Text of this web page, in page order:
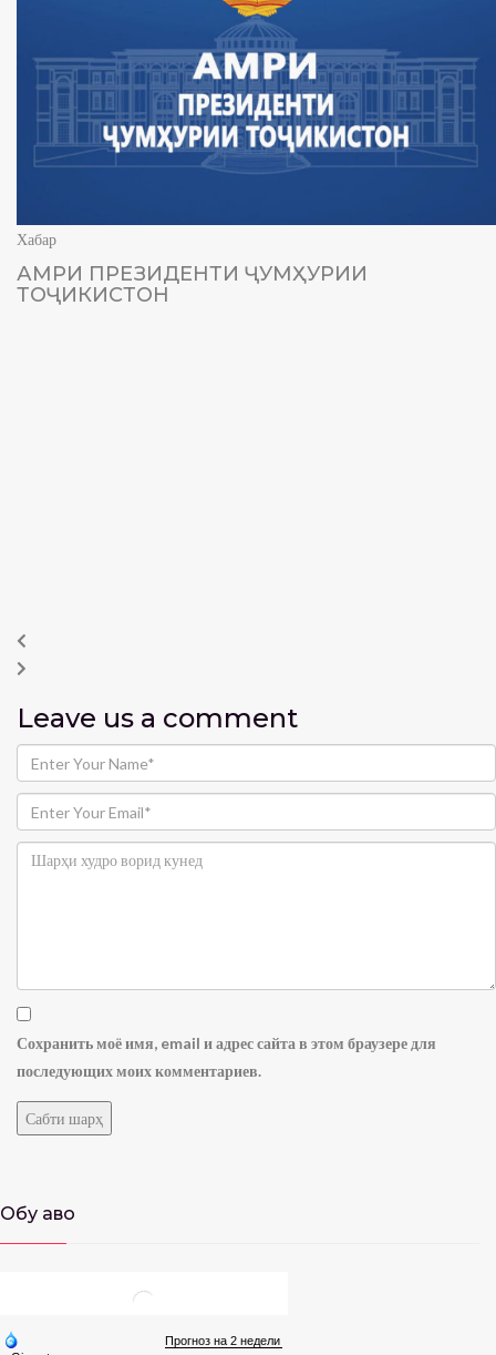
Хабар
АМРИ ПРЕЗИДЕНТИ ҶУМҲУРИИ
ТОҶИКИСТОН
Leave us a comment
Сохранить моё имя, email и адрес сайта в этом браузере для
последующих моих комментариев.
Обу ҳаво